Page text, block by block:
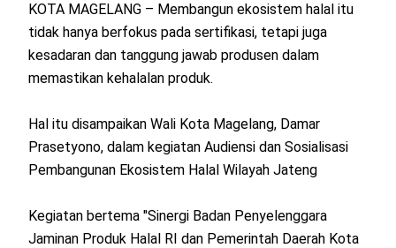
KOTA MAGELANG – Membangun ekosistem halal itu
tidak hanya berfokus pada sertifikasi, tetapi juga
kesadaran dan tanggung jawab produsen dalam
memastikan kehalalan produk.
Hal itu disampaikan Wali Kota Magelang, Damar
Prasetyono, dalam kegiatan Audiensi dan Sosialisasi
Pembangunan Ekosistem Halal Wilayah Jateng
Kegiatan bertema "Sinergi Badan Penyelenggara
Jaminan Produk Halal RI dan Pemerintah Daerah Kota